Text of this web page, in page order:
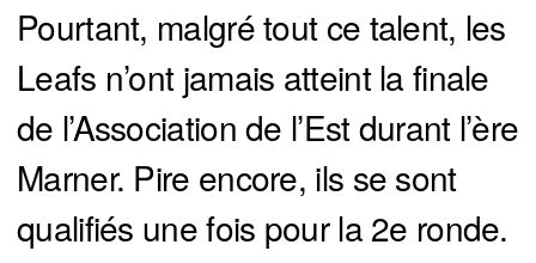
Pourtant, malgré tout ce talent, les
Leafs n’ont jamais atteint la finale
de l’Association de l’Est durant l’ère
Marner. Pire encore, ils se sont
qualifiés une fois pour la 2e ronde.